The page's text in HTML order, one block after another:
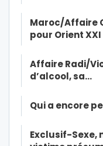
Maroc/Affaire
pour Orient XXI
Affaire Radi/
d’alcool, sa…
Qui a encore
Exclusif-Sexe,